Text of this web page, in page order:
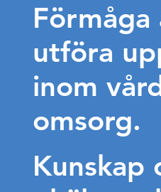
utföra
inom
omsorg.
Kunskap